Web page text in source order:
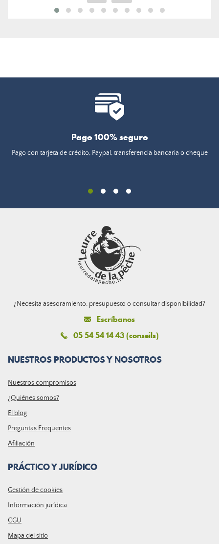
Pago 100% seguro
Pago con tarjeta de crédito, Paypal, transferencia bancaria o cheque
¿Necesita asesoramiento, presupuesto o consultar disponibilidad?
Escríbanos
05 54 54 14 43 (conseils)
NUESTROS PRODUCTOS Y NOSOTROS
Nuestros compromisos
¿Quiénes somos?
El blog
Preguntas Frequentes
Afiliación
PRÁCTICO Y JURÍDICO
Gestión de cookies
Información jurídica
CGU
Mapa del sitio